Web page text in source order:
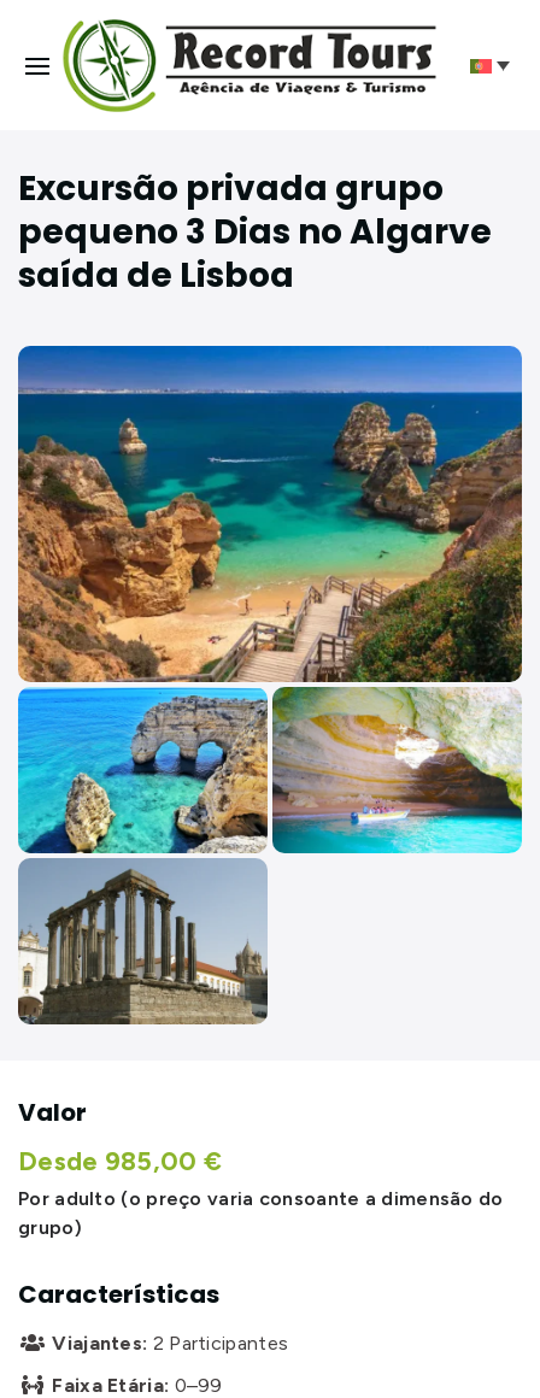
Excursão privada grupo
pequeno 3 Dias no Algarve
saída de Lisboa
Valor
Desde 985,00 €
Por adulto (o preço varia consoante a dimensão do
grupo)
Características
 Viajantes: 2 Participantes
 Faixa Etária: 0–99